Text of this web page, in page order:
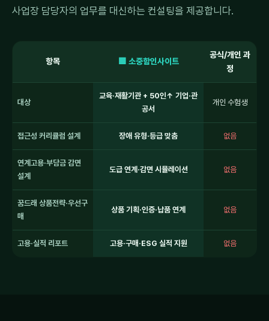
사업장 담당자의 업무를 대신하는 컨설팅을 제공합니다.
항목 🟩 소중함인사이트
공식/개인 과
정
대상
교육·재활기관 + 50인↑ 기업·관
공서
개인 수험생
접근성 커리큘럼 설계 장애 유형·등급 맞춤 없음
연계고용·부담금 감면
설계
도급 연계·감면 시뮬레이션 없음
꿈드래 상품전략·우선구
매
상품 기획·인증·납품 연계 없음
고용·실적 리포트 고용·구매·ESG 실적 지원 없음